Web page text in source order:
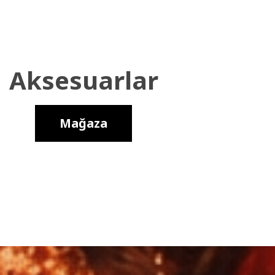
Aksesuarlar
Mağaza